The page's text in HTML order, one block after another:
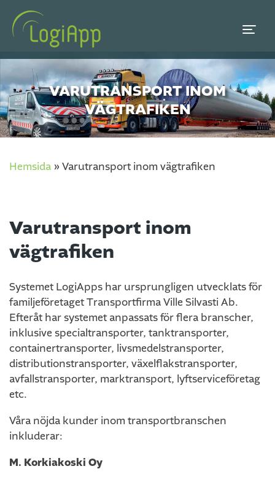
VARUTRANSPORT INOM
VÄGTRAFIKEN
Hemsida » Varutransport inom vägtrafiken
Varutransport inom
vägtrafiken
Systemet LogiApps har ursprungligen utvecklats för
familjeföretaget Transportfirma Ville Silvasti Ab.
Efteråt har systemet anpassats för flera branscher,
inklusive specialtransporter, tanktransporter,
containertransporter, livsmedelstransporter,
distributionstransporter, växelflakstransporter,
avfallstransporter, marktransport, lyftserviceföretag
etc.
Våra nöjda kunder inom transportbranschen
inkluderar:
M. Korkiakoski Oy